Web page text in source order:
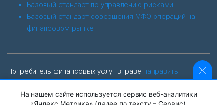
Базовый стандарт по управлению рисками
Базовый стандарт совершения МФО операций на
финансовом рынке
Потребитель финансовых услуг вправе направить
finombudsman.ru
На нашем сайте используется сервис веб-аналитики
«Яндекс.Метрика» (далее по тексту – Сервис),